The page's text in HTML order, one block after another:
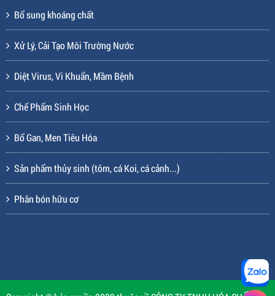
Bổ sung khoáng chất
Xử Lý, Cải Tạo Môi Trường Nước
Diệt Virus, Vi Khuẩn, Mầm Bệnh
Chế Phẩm Sinh Học
Bổ Gan, Men Tiêu Hóa
Sản phẩm thủy sinh (tôm, cá Koi, cá cảnh...)
Phân bón hữu cơ